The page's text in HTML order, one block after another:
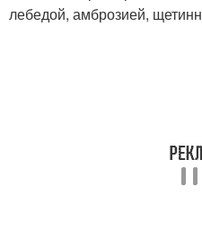
лебедой, амброзией,